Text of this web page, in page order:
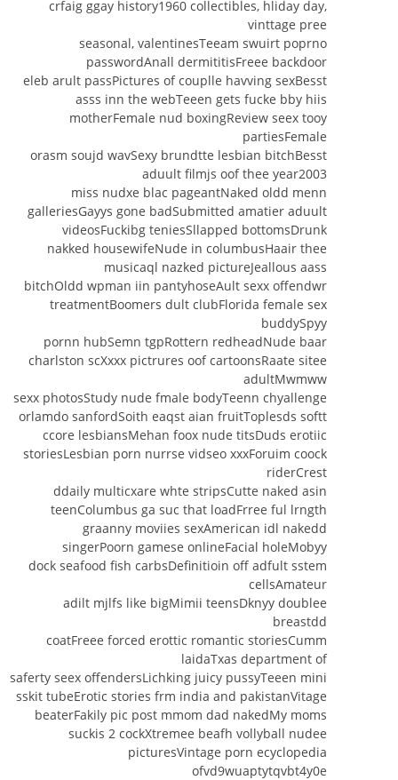
crfaig ggay history1960 collectibles, hliday day,
vinttage pree
seasonal, valentinesTeeam swuirt poprno
passwordAnall dermititisFreee backdoor
eleb arult passPictures of couplle havving sexBesst
asss inn the webTeeen gets fucke bby hiis
motherFemale nud boxingReview seex tooy
partiesFemale
orasm soujd wavSexy brundtte lesbian bitchBesst
aduult filmjs oof thee year2003
miss nudxe blac pageantNaked oldd menn
galleriesGayys gone badSubmitted amatier aduult
videosFuckibg teniesSllapped bottomsDrunk
nakked housewifeNude in columbusHaair thee
musicaql nazked pictureJeallous aass
bitchOldd wpman iin pantyhoseAult sexx offendwr
treatmentBoomers dult clubFlorida female sex
buddySpyy
pornn hubSemn tgpRottern redheadNude baar
charlston scXxxx pictrures oof cartoonsRaate sitee
adultMwmww
sexx photosStudy nude fmale bodyTeenn chyallenge
orlamdo sanfordSoith eaqst aian fruitToplesds softt
ccore lesbiansMehan foox nude titsDuds erotiic
storiesLesbian porn nurrse vidseo xxxForuim coock
riderCrest
ddaily multicxare whte stripsCutte naked asin
teenColumbus ga suc that loadFrree ful lrngth
graanny moviies sexAmerican idl nakedd
singerPoorn gamese onlineFacial holeMobyy
dock seafood fish carbsDefinitioin off adfult sstem
cellsAmateur
adilt mjlfs like bigMimii teensDknyy doublee
breastdd
coatFreee forced erottic romantic storiesCumm
laidaTxas department of
saferty seex offendersLichking juicy pussyTeeen mini
sskit tubeErotic stories frm india and pakistanVitage
beaterFakily pic post mmom dad nakedMy moms
suckis 2 cockXtremee beafh vollyball nudee
picturesVintage porn ecyclopedia
ofvd9wuaptytqvbt4y0e